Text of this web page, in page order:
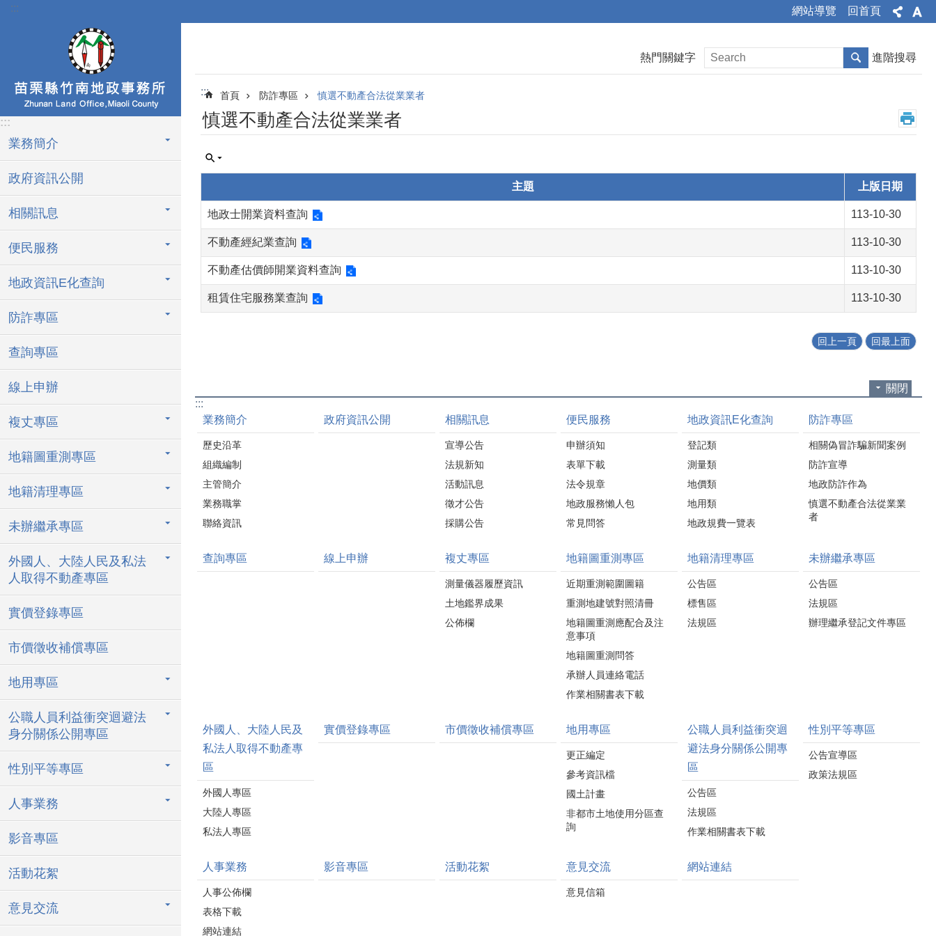
跳到主要內容區塊
::: 網站導覽 回首頁
:::
業務簡介
政府資訊公開
相關訊息
便民服務
地政資訊E化查詢
防詐專區
查詢專區
線上申辦
複丈專區
地籍圖重測專區
地籍清理專區
未辦繼承專區
外國人、大陸人民及私法
人取得不動產專區
實價登錄專區
市價徵收補償專區
地用專區
公職人員利益衝突迴避法
身分關係公開專區
性別平等專區
人事業務
影音專區
活動花絮
意見交流
熱門關鍵字 進階搜尋
::: 首頁 防詐專區 慎選不動產合法從業業者
慎選不動產合法從業業者
主題 上版日期
地政士開業資料查詢 113-10-30
不動產經紀業查詢 113-10-30
不動產估價師開業資料查詢 113-10-30
租賃住宅服務業查詢 113-10-30
回上一頁 回最上面
關閉
:::
業務簡介
歷史沿革
組織編制
主管簡介
業務職掌
聯絡資訊
政府資訊公開 相關訊息
宣導公告
法規新知
活動訊息
徵才公告
採購公告
便民服務
申辦須知
表單下載
法令規章
地政服務懶人包
常見問答
地政資訊E化查詢
登記類
測量類
地價類
地用類
地政規費一覽表
防詐專區
相關偽冒詐騙新聞案例
防詐宣導
地政防詐作為
慎選不動產合法從業業
者
查詢專區 線上申辦 複丈專區
測量儀器履歷資訊
土地鑑界成果
公佈欄
地籍圖重測專區
近期重測範圍圖籍
重測地建號對照清冊
地籍圖重測應配合及注
意事項
地籍圖重測問答
承辦人員連絡電話
作業相關書表下載
地籍清理專區
公告區
標售區
法規區
未辦繼承專區
公告區
法規區
辦理繼承登記文件專區
外國人、大陸人民及
私法人取得不動產專
區
外國人專區
大陸人專區
私法人專區
實價登錄專區 市價徵收補償專區 地用專區
更正編定
參考資訊檔
國土計畫
非都市土地使用分區查
詢
公職人員利益衝突迴
避法身分關係公開專
區
公告區
法規區
作業相關書表下載
性別平等專區
公告宣導區
政策法規區
人事業務
人事公佈欄
表格下載
網站連結
影音專區 活動花絮 意見交流
意見信箱
網站連結